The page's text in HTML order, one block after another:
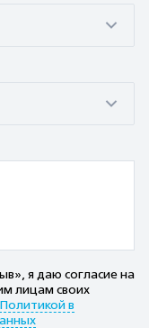
я даю согласие на
лицам своих
Политикой в